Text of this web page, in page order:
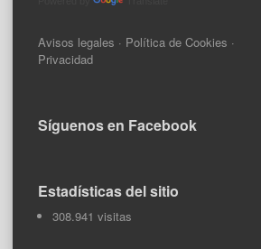
Avisos legales · Política de Cookies ·
Privacidad
Síguenos en Facebook
Estadísticas del sitio
308.941 visitas